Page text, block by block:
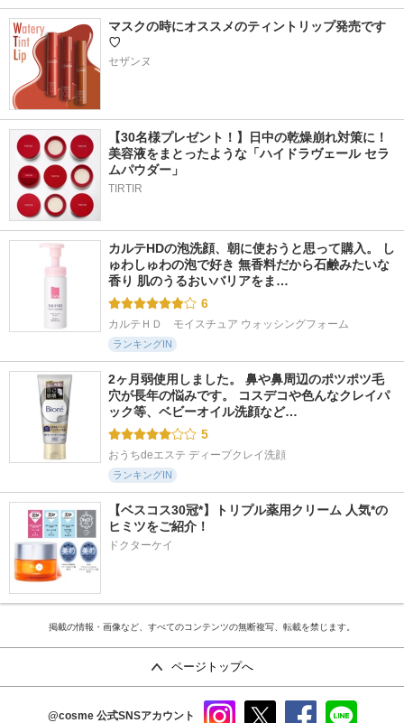
マスクの時にオススメのティントリップ発売です
♡
セザンヌ
【30名様プレゼント！】日中の乾燥崩れ対策に！
美容液をまとったような「ハイドラヴェール セラ
ムパウダー」
TIRTIR
カルテHDの泡洗顔、朝に使おうと思って購入。 し
ゅわしゅわの泡で好き 無香料だから石鹸みたいな
香り 肌のうるおいバリアをま…
6
カルテＨＤ　モイスチュア ウォッシングフォーム
ランキングIN
2ヶ月弱使用しました。 鼻や鼻周辺のポツポツ毛
穴が長年の悩みです。 コスデコや色んなクレイパ
ック等、ベビーオイル洗顔など…
5
おうちdeエステ ディープクレイ洗顔
ランキングIN
【ベスコス30冠*】トリプル薬用クリーム 人気*の
ヒミツをご紹介！
ドクターケイ
掲載の情報・画像など、すべてのコンテンツの無断複写、転載を禁じます。
ページトップへ
@cosme 公式SNSアカウント